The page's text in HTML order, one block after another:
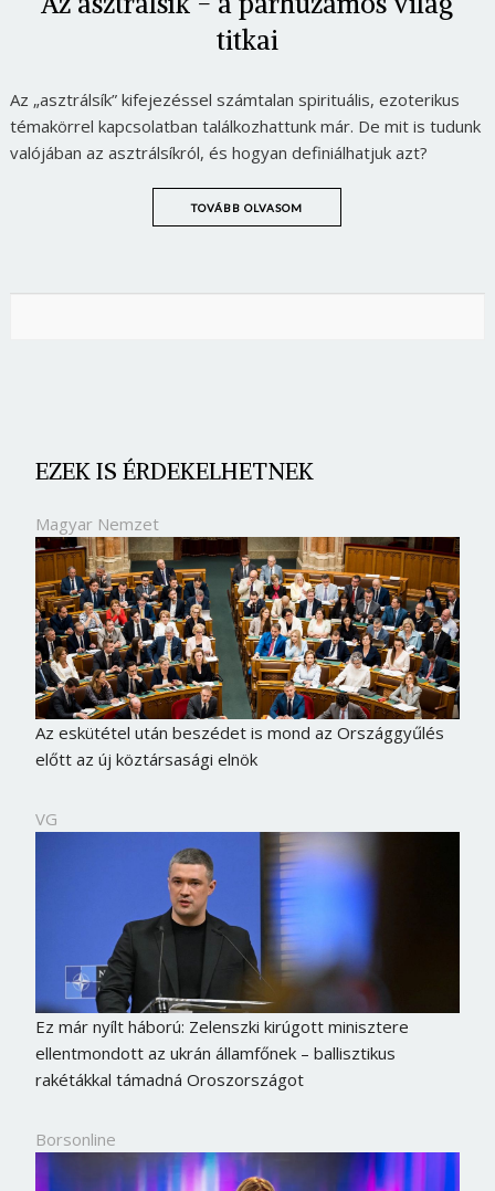
titkai
Az „asztrálsík” kifejezéssel számtalan spirituális, ezoterikus
témakörrel kapcsolatban találkozhattunk már. De mit is tudunk
valójában az asztrálsíkról, és hogyan definiálhatjuk azt?
TOVÁBB OLVASOM
EZEK IS ÉRDEKELHETNEK
Magyar Nemzet
Az eskütétel után beszédet is mond az Országgyűlés
előtt az új köztársasági elnök
VG
Ez már nyílt háború: Zelenszki kirúgott minisztere
ellentmondott az ukrán államfőnek – ballisztikus
rakétákkal támadná Oroszországot
Borsonline